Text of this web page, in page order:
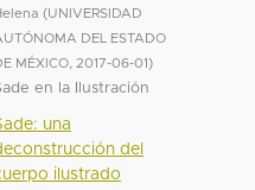
(UNIVERSIDAD
DEL ESTADO
MÉXICO, 2017-06-01)
en la Ilustración
una
del
ilustrado